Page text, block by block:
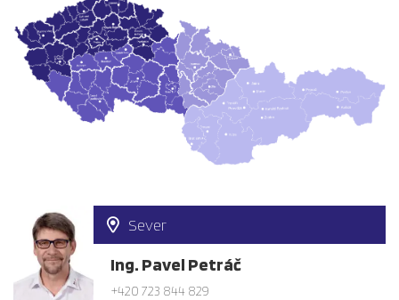
Sever
Ing. Pavel Petráč
+420 723 844 829